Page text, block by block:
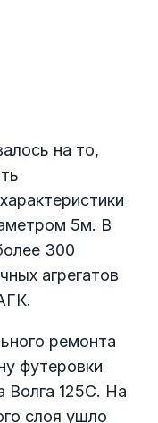
на то,
5м. В
300
агрегатов
ремонта
футеровки
Волга 125С. На
слоя ушло